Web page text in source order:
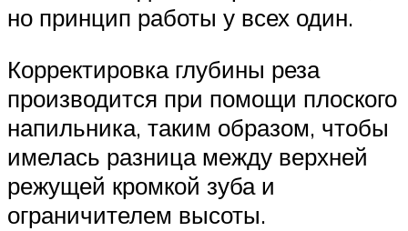
но принцип работы у всех один.
Корректировка глубины реза
производится при помощи плоского
напильника, таким образом, чтобы
имелась разница между верхней
режущей кромкой зуба и
ограничителем высоты.